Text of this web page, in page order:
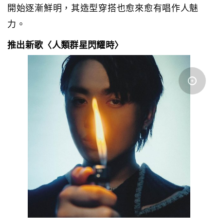
開始逐漸鮮明，其造型穿搭也愈來愈有唱作人魅
力。
推出新歌〈人類群星閃耀時〉